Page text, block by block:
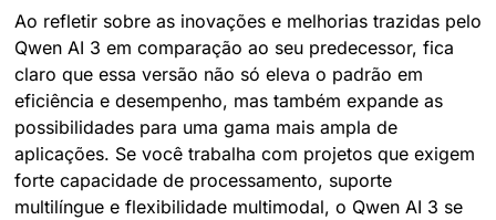
Ao refletir sobre as inovações e melhorias trazidas pelo
Qwen AI 3 em comparação ao seu predecessor, fica
claro que essa versão não só eleva o padrão em
eficiência e desempenho, mas também expande as
possibilidades para uma gama mais ampla de
aplicações. Se você trabalha com projetos que exigem
forte capacidade de processamento, suporte
multilíngue e flexibilidade multimodal, o Qwen AI 3 se